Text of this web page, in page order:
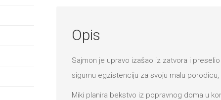
Opis
Sajmon je upravo izašao iz zatvora i
sigurnu egzistenciju za svoju malu
Miki planira bekstvo iz popravnog doma u